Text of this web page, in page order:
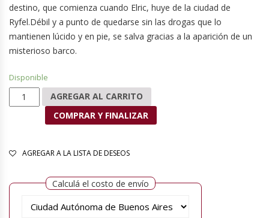
destino, que comienza cuando Elric, huye de la ciudad de
Ryfel.Débil y a punto de quedarse sin las drogas que lo
mantienen lúcido y en pie, se salva gracias a la aparición de un
misterioso barco.
Disponible
Marinero de los mares del destino cantidad
AGREGAR AL CARRITO
COMPRAR Y FINALIZAR
AGREGAR A LA LISTA DE DESEOS
Calculá el costo de envío